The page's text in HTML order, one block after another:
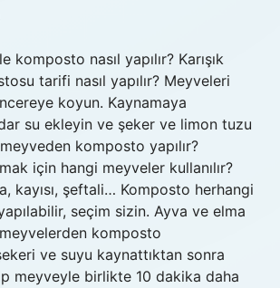
komposto nasıl yapılır? Karışık
tarifi nasıl yapılır? Meyveleri
koyun. Kaynamaya
su ekleyin ve şeker ve limon tuzu
komposto yapılır?
için hangi meyveler kullanılır?
kayısı, şeftali… Komposto herhangi
seçim sizin. Ayva ve elma
komposto
ve suyu kaynattıktan sonra
meyveyle birlikte 10 dakika daha